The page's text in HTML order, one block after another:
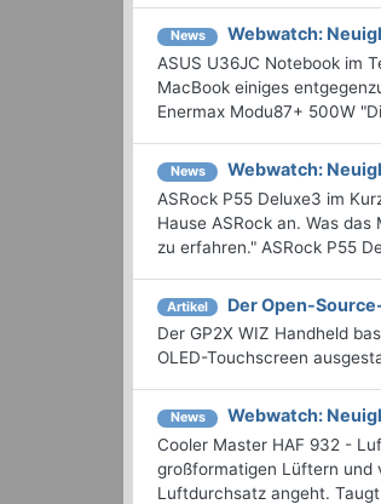
News Webwatch:
ASUS U36JC Notebook im
MacBook einiges
Enermax Modu87+ 500W
News Webwatch:
ASRock P55 Deluxe3 im
Hause ASRock an. Was
zu erfahren." ASRock P55
Artikel Der Open-
Der GP2X WIZ Handheld
OLED-Touchscreen
News Webwatch:
Cooler Master HAF 932 -
großformatigen Lüftern und
Luftdurchsatz angeht.